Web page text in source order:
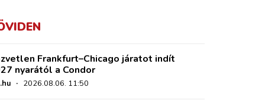
Frankfurt–Chicago járatot indít
nyarától a Condor
· 2026.08.06. 11:50